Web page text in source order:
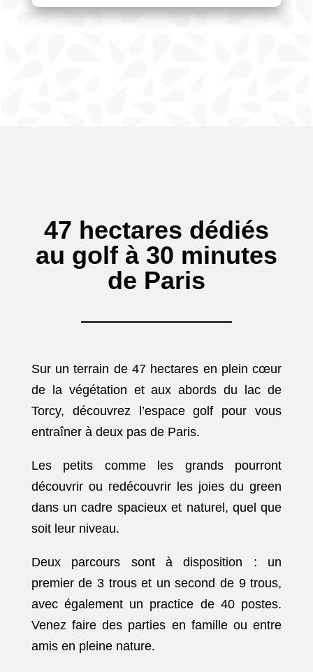
47 hectares dédiés
au golf à 30 minutes
de Paris
Sur un terrain de 47 hectares en plein cœur
de la végétation et aux abords du lac de
Torcy, découvrez l’espace golf pour vous
entraîner à deux pas de Paris.
Les petits comme les grands pourront
découvrir ou redécouvrir les joies du green
dans un cadre spacieux et naturel, quel que
soit leur niveau.
Deux parcours sont à disposition : un
premier de 3 trous et un second de 9 trous,
avec également un practice de 40 postes.
Venez faire des parties en famille ou entre
amis en pleine nature.